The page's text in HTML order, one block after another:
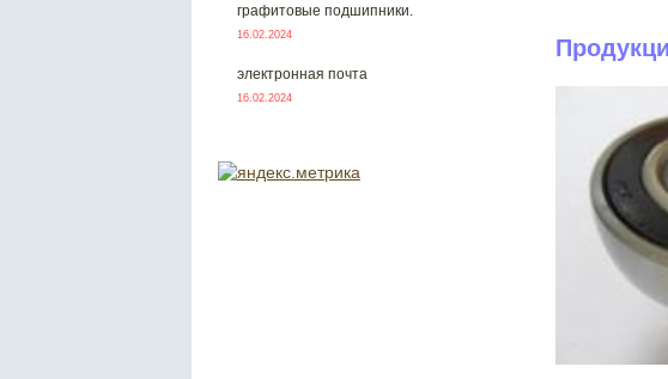
графитовые подшипники.
16.02.2024
электронная почта
16.02.2024